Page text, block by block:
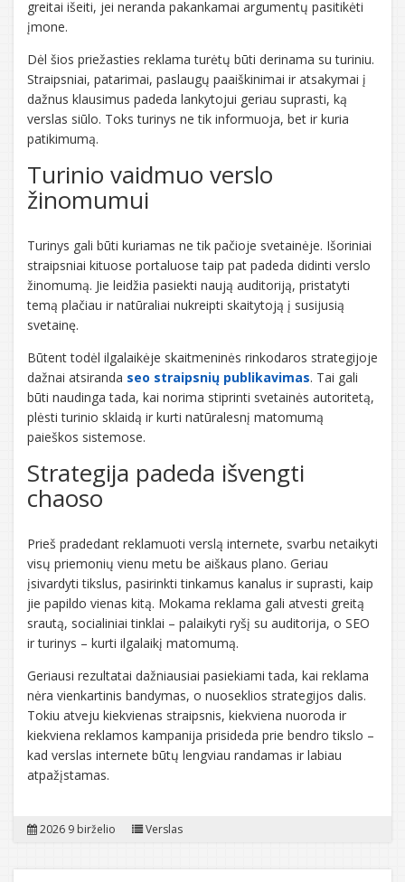
greitai išeiti, jei neranda pakankamai argumentų pasitikėti
įmone.
Dėl šios priežasties reklama turėtų būti derinama su turiniu.
Straipsniai, patarimai, paslaugų paaiškinimai ir atsakymai į
dažnus klausimus padeda lankytojui geriau suprasti, ką
verslas siūlo. Toks turinys ne tik informuoja, bet ir kuria
patikimumą.
Turinio vaidmuo verslo
žinomumui
Turinys gali būti kuriamas ne tik pačioje svetainėje. Išoriniai
straipsniai kituose portaluose taip pat padeda didinti verslo
žinomumą. Jie leidžia pasiekti naują auditoriją, pristatyti
temą plačiau ir natūraliai nukreipti skaitytoją į susijusią
svetainę.
Būtent todėl ilgalaikėje skaitmeninės rinkodaros strategijoje
dažnai atsiranda seo straipsnių publikavimas. Tai gali
būti naudinga tada, kai norima stiprinti svetainės autoritetą,
plėsti turinio sklaidą ir kurti natūralesnį matomumą
paieškos sistemose.
Strategija padeda išvengti
chaoso
Prieš pradedant reklamuoti verslą internete, svarbu netaikyti
visų priemonių vienu metu be aiškaus plano. Geriau
įsivardyti tikslus, pasirinkti tinkamus kanalus ir suprasti, kaip
jie papildo vienas kitą. Mokama reklama gali atvesti greitą
srautą, socialiniai tinklai – palaikyti ryšį su auditorija, o SEO
ir turinys – kurti ilgalaikį matomumą.
Geriausi rezultatai dažniausiai pasiekiami tada, kai reklama
nėra vienkartinis bandymas, o nuoseklios strategijos dalis.
Tokiu atveju kiekvienas straipsnis, kiekviena nuoroda ir
kiekviena reklamos kampanija prisideda prie bendro tikslo –
kad verslas internete būtų lengviau randamas ir labiau
atpažįstamas.
2026 9 birželio Verslas